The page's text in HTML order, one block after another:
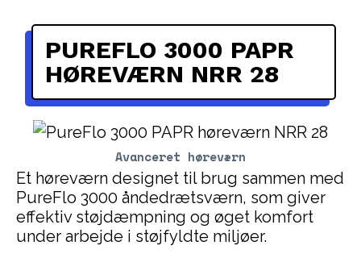
Avanceret høreværn
PUREFLO 3000 PAPR
HØREVÆRN NRR 28
Et høreværn designet til brug sammen med
PureFlo 3000 åndedrætsværn, som giver
effektiv støjdæmpning og øget komfort
under arbejde i støjfyldte miljøer.